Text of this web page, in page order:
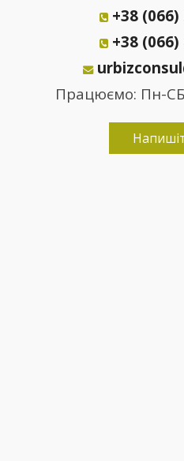
+38 (066)
+38 (066)
Працюємо: Пн-